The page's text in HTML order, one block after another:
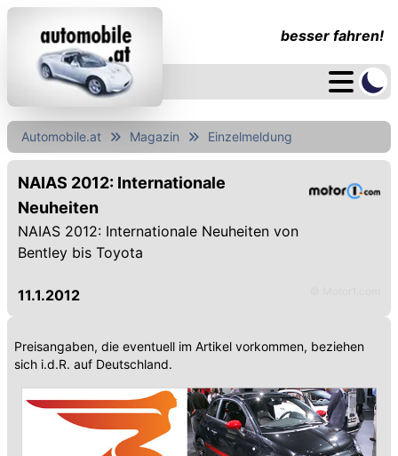
besser fahren!
Automobile.at Magazin Einzelmeldung
NAIAS 2012: Internationale
Neuheiten
NAIAS 2012: Internationale Neuheiten von
Bentley bis Toyota
11.1.2012
Preisangaben, die eventuell im Artikel vorkommen, beziehen
sich i.d.R. auf Deutschland.